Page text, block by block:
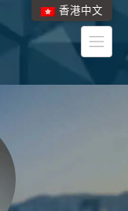
香港中文